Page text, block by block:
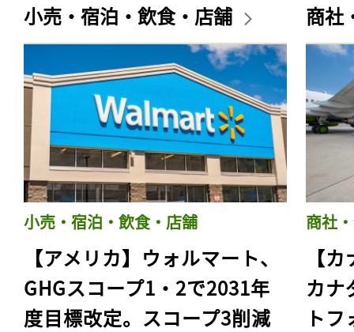
小売・宿泊・飲食・店舗
小売・宿泊・飲食・店舗
【アメリカ】ウォルマート、
GHGスコープ1・2で2031年
度目標改定。スコープ3削減
商社
商社
【
カナ
ト